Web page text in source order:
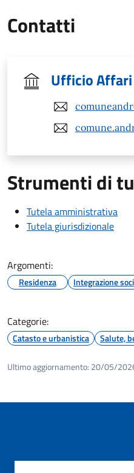
Contatti
Ufficio Affari
Strumenti di
Tutela amministrativa
Tutela giurisdizionale
Argomenti:
Residenza Integrazione
Categorie:
Catasto e urbanistica Salute,
Ultimo aggiornamento: 20/05/